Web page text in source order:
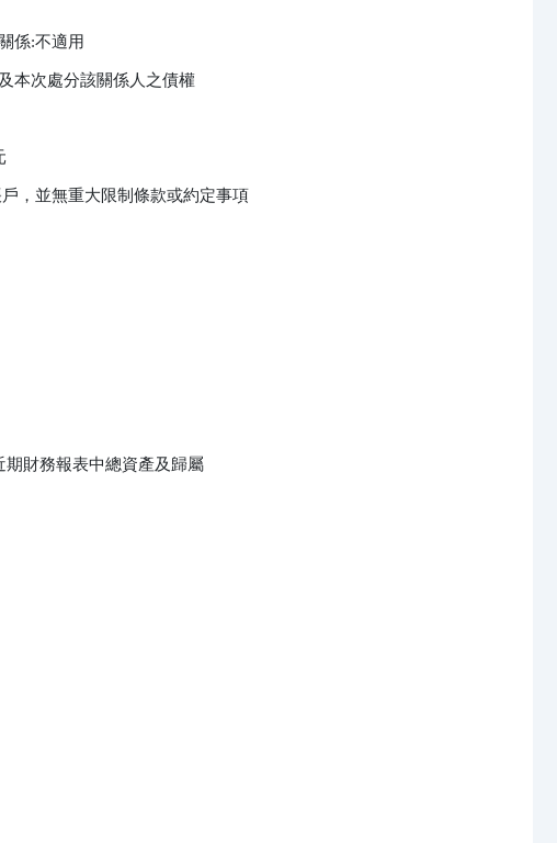
係:不適用
本次處分該關係人之債權
，並無重大限制條款或約定事項
財務報表中總資產及歸屬